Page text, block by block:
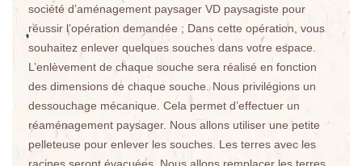
société d’aménagement paysager VD paysagiste pour
réussir l’opération demandée ; Dans cette opération, vous
souhaitez enlever quelques souches dans votre espace.
L’enlèvement de chaque souche sera réalisé en fonction
des dimensions de chaque souche. Nous privilégions un
dessouchage mécanique. Cela permet d’effectuer un
réaménagement paysager. Nous allons utiliser une petite
pelleteuse pour enlever les souches. Les terres avec les